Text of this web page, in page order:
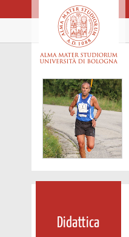
Didattica